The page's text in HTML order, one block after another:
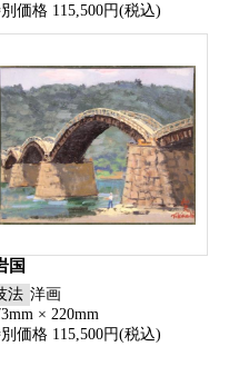
価格 115,500円(税込)
国
法 洋画
× 220mm
価格 115,500円(税込)